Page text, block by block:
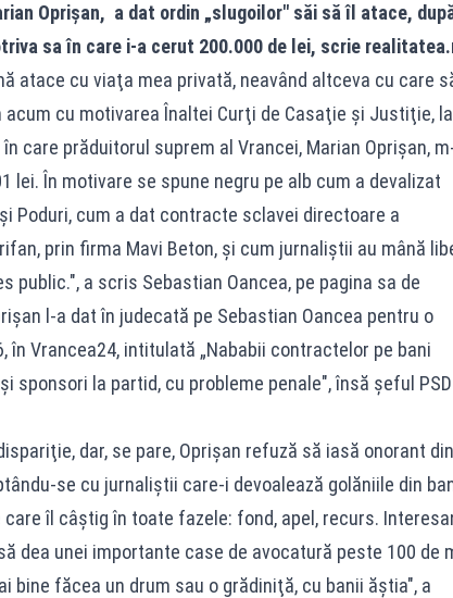
Oprişan, a dat ordin „slugoilor" săi să îl atace,
sa în care i-a cerut 200.000 de lei, scrie
atace cu viaţa mea privată, neavând altceva cu care
acum cu motivarea Înaltei Curţi de Casaţie şi Justiţie, la
care prăduitorul suprem al Vrancei, Marian Oprişan,
lei. În motivare se spune negru pe alb cum a devalizat
Poduri, cum a dat contracte sclavei directoare a
prin firma Mavi Beton, şi cum jurnaliştii au mână
public.", a scris Sebastian Oancea, pe pagina sa de
l-a dat în judecată pe Sebastian Oancea pentru o
în Vrancea24, intitulată „Nababii contractelor pe bani
sponsori la partid, cu probleme penale", însă șeful PSD
dar, se pare, Oprişan refuză să iasă onorant din
se cu jurnaliştii care-i devoalează golăniile din
îl câştig în toate fazele: fond, apel, recurs.
dea unei importante case de avocatură peste 100 de
bine făcea un drum sau o grădiniţă, cu banii ăştia", a